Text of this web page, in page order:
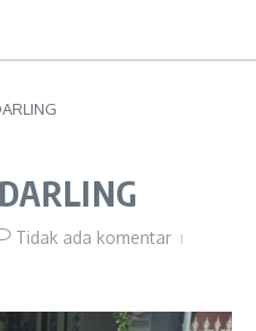
Tidak ada komentar